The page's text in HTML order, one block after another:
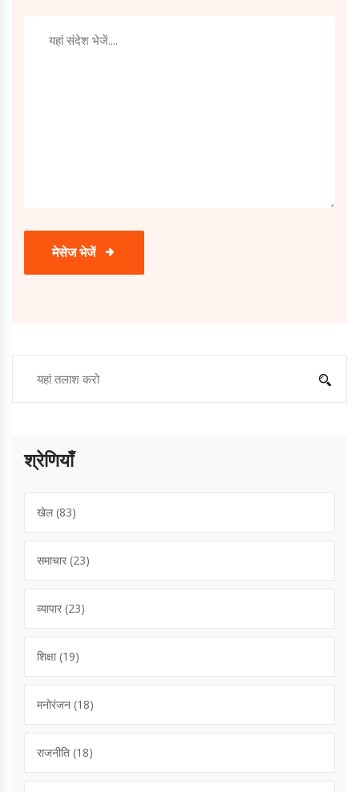
मेसेज भेजें
श्रेणियाँ
खेल(83)
समाचार (23)
व्यापार (23)
शिक्षा(19)
मनोरंजन (18)
राजनीति (18)